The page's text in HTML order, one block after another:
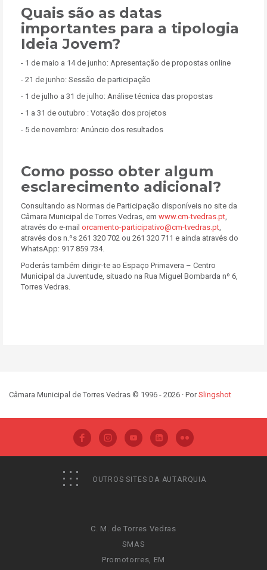
Quais são as datas
importantes para a tipologia
Ideia Jovem?
- 1 de maio a 14 de junho: Apresentação de propostas online
- 21 de junho: Sessão de participação
- 1 de julho a 31 de julho: Análise técnica das propostas
- 1 a 31 de outubro : Votação dos projetos
- 5 de novembro: Anúncio dos resultados
Como posso obter algum
esclarecimento adicional?
Consultando as Normas de Participação disponíveis no site da
Câmara Municipal de Torres Vedras, em www.cm-tvedras.pt,
através do e-mail orcamento-participativo@cm-tvedras.pt,
através dos n.ºs 261 320 702 ou 261 320 711 e ainda através do
WhatsApp: 917 859 734.
Poderás também dirigir-te ao Espaço Primavera – Centro
Municipal da Juventude, situado na Rua Miguel Bombarda nº 6,
Torres Vedras.
Câmara Municipal de Torres Vedras © 1996 - 2026 · PorSlingshot
OUTROS SITES DA AUTARQUIA
C. M. de Torres Vedras
SMAS
Promotorres, EM